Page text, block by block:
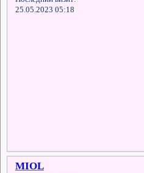
25.05.2023 05:18
MIOL